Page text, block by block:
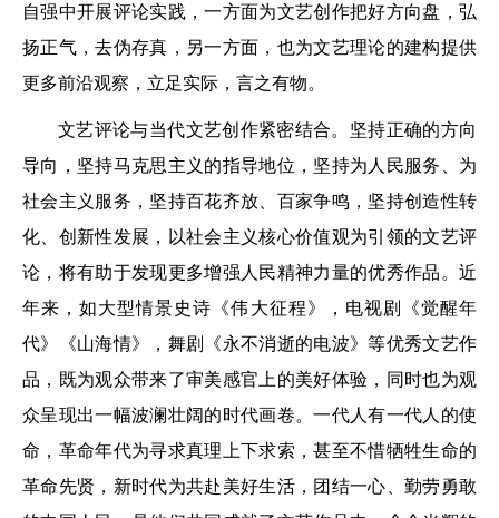
自强中开展评论实践，一方面为文艺创作把好方向盘，弘
扬正气，去伪存真，另一方面，也为文艺理论的建构提供
更多前沿观察，立足实际，言之有物。
文艺评论与当代文艺创作紧密结合。坚持正确的方向
导向，坚持马克思主义的指导地位，坚持为人民服务、为
社会主义服务，坚持百花齐放、百家争鸣，坚持创造性转
化、创新性发展，以社会主义核心价值观为引领的文艺评
论，将有助于发现更多增强人民精神力量的优秀作品。近
年来，如大型情景史诗《伟大征程》，电视剧《觉醒年
代》《山海情》，舞剧《永不消逝的电波》等优秀文艺作
品，既为观众带来了审美感官上的美好体验，同时也为观
众呈现出一幅波澜壮阔的时代画卷。一代人有一代人的使
命，革命年代为寻求真理上下求索，甚至不惜牺牲生命的
革命先贤，新时代为共赴美好生活，团结一心、勤劳勇敢